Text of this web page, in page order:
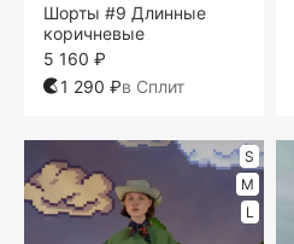
Шорты #9 Длинные
коричневые
5 160 ₽
1 290 ₽в Сплит
S
M
L